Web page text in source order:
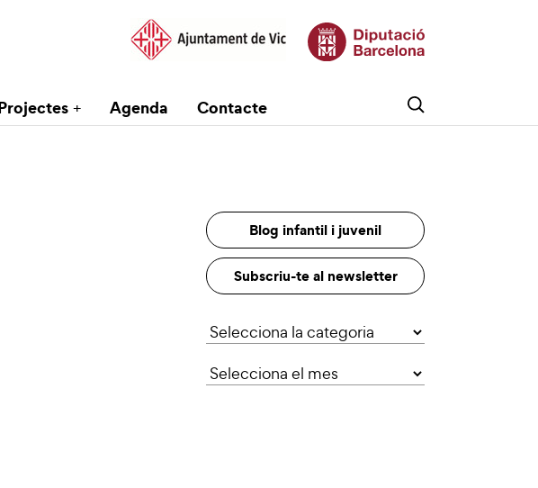
Agenda Contacte
Blog infantil i juvenil
Subscriu-te al newsletter
Categories